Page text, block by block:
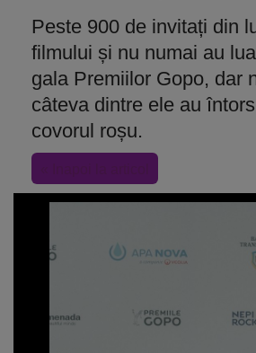
Peste 900 de invitați din
filmului și nu numai au
gala Premiilor Gopo, dar
câteva dintre ele au
covorul roșu.